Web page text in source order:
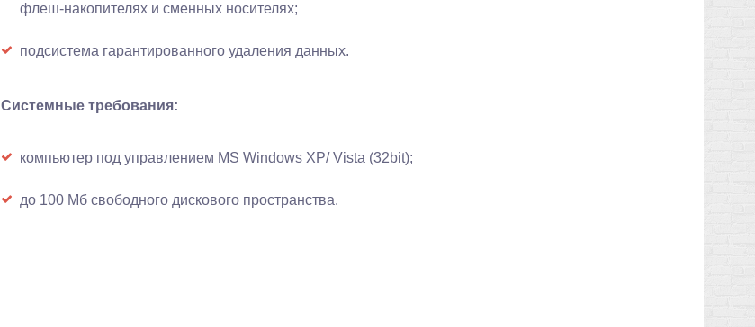
флеш-накопителях и сменных носителях;
подсистема гарантированного удаления данных.
Системные требования:
компьютер под управлением MS Windows XP/ Vista (32bit);
до 100 Мб свободного дискового пространства.